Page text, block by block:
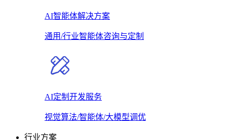
AI智能体解决方案
通用/行业智能体咨询与定制
AI定制开发服务
视觉算法/智能体/大模型调优
行业方案